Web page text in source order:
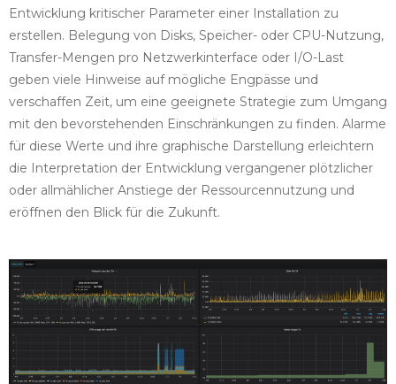
Entwicklung kritischer Parameter einer Installation zu
erstellen. Belegung von Disks, Speicher- oder CPU-Nutzung,
Transfer-Mengen pro Netzwerkinterface oder I/O-Last
geben viele Hinweise auf mögliche Engpässe und
verschaffen Zeit, um eine geeignete Strategie zum Umgang
mit den bevorstehenden Einschränkungen zu finden. Alarme
für diese Werte und ihre graphische Darstellung erleichtern
die Interpretation der Entwicklung vergangener plötzlicher
oder allmählicher Anstiege der Ressourcennutzung und
eröffnen den Blick für die Zukunft.